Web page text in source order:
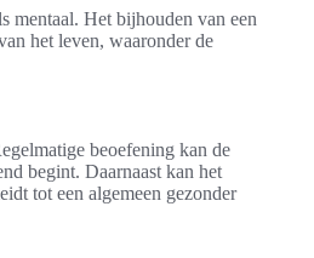
mentaal. Het bijhouden van een
het leven, waaronder de
beoefening kan de
begint. Daarnaast kan het
tot een algemeen gezonder